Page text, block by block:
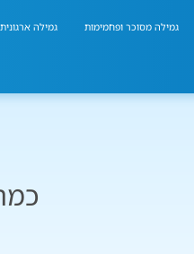
גמילה מסוכר ופחמימות גמילה ארגונית